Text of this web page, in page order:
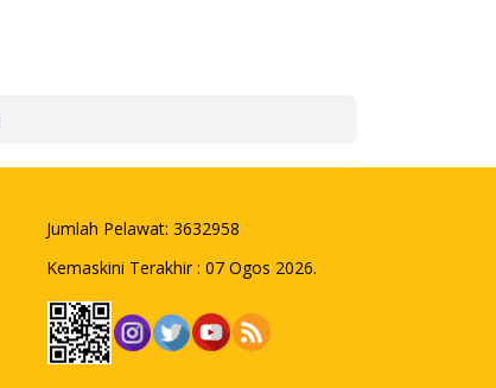
Jumlah Pelawat: 3632958
Kemaskini Terakhir : 07 Ogos 2026.